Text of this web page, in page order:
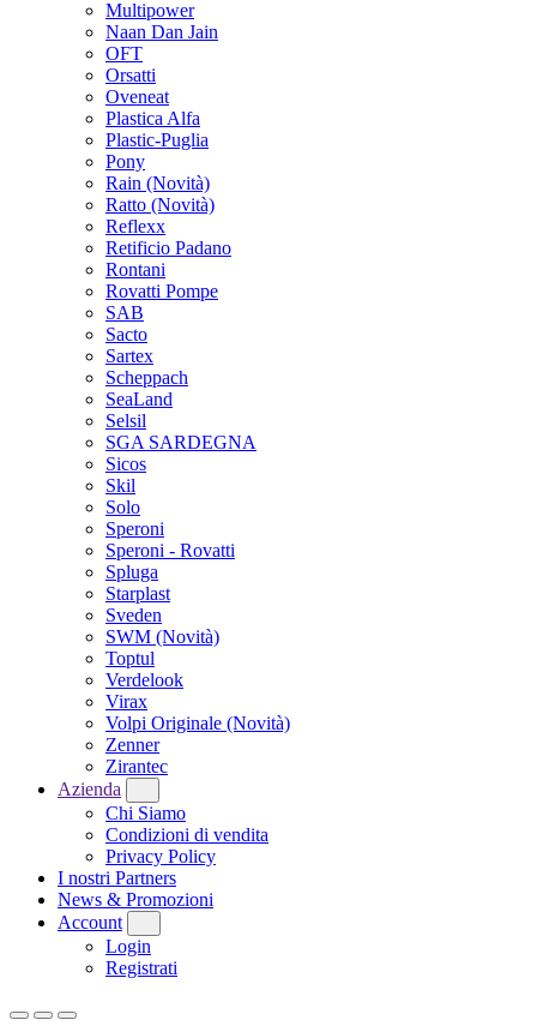
Multipower
Naan Dan Jain
OFT
Orsatti
Oveneat
Plastica Alfa
Plastic-Puglia
Pony
Rain (Novità)
Ratto (Novità)
Reflexx
Retificio Padano
Rontani
Rovatti Pompe
SAB
Sacto
Sartex
Scheppach
SeaLand
Selsil
SGA SARDEGNA
Sicos
Skil
Solo
Speroni
Speroni - Rovatti
Spluga
Starplast
Sveden
SWM (Novità)
Toptul
Verdelook
Virax
Volpi Originale (Novità)
Zenner
Zirantec
Azienda
Chi Siamo
Condizioni di vendita
Privacy Policy
I nostri Partners
News & Promozioni
Account
Login
Registrati